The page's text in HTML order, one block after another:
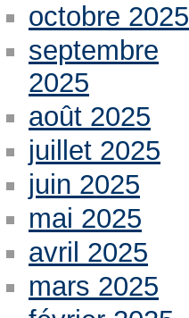
octobre 2025
septembre
2025
août 2025
juillet 2025
juin 2025
mai 2025
avril 2025
mars 2025